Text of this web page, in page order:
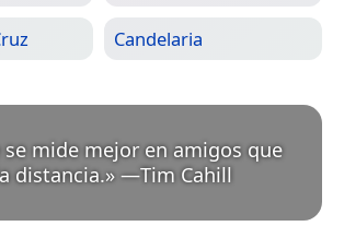
Candelaria
se mide mejor en amigos que
distancia.» —Tim Cahill